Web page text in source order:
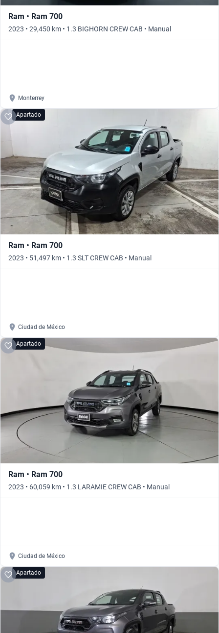
Ram • Ram 700
2023 • 29,450 km • 1.3 BIGHORN CREW CAB • Manual
Monterrey
Apartado
Ram • Ram 700
2023 • 51,497 km • 1.3 SLT CREW CAB • Manual
Ciudad de México
Apartado
Ram • Ram 700
2023 • 60,059 km • 1.3 LARAMIE CREW CAB • Manual
Ciudad de México
Apartado